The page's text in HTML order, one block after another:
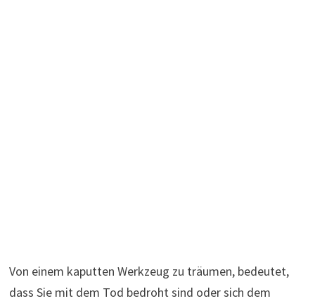
Von einem kaputten Werkzeug zu träumen, bedeutet,
dass Sie mit dem Tod bedroht sind oder sich dem